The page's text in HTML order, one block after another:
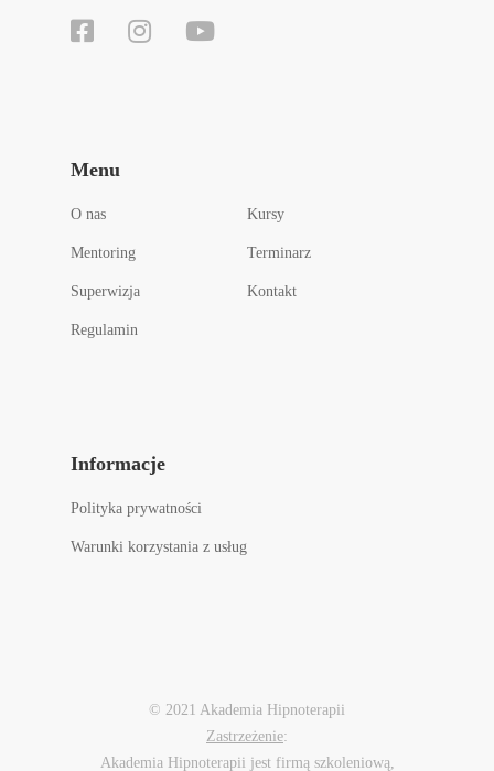
Menu
O nas Kursy
Mentoring Terminarz
Superwizja Kontakt
Regulamin
Informacje
Polityka prywatności
Warunki korzystania z usług
© 2021 Akademia Hipnoterapii
Zastrzeżenie:
Akademia Hipnoterapii jest firmą szkoleniową,